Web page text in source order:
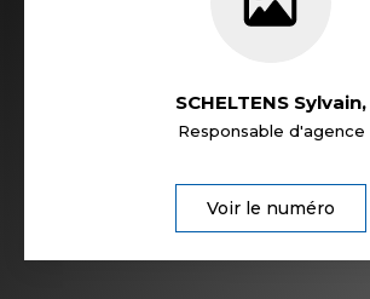
SCHELTENS Sylvain,
Responsable d'agence
Voir le numéro